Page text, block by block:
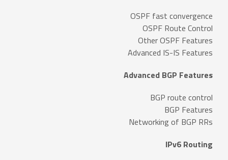
OSPF fast convergence
OSPF Route Control
Other OSPF Features
Advanced IS-IS Features
Advanced BGP Features
BGP route control
BGP Features
Networking of BGP RRs
IPv6 Routing